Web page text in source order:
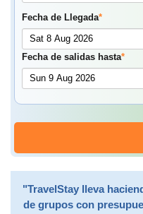
Fecha de Llegada*
Fecha de salidas hasta*
"TravelStay lleva
de grupos con